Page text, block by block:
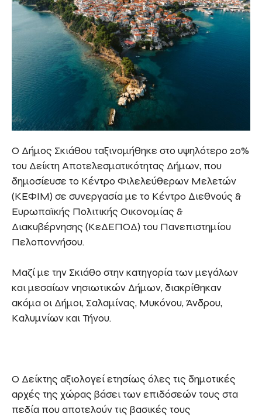
Ο Δήμος Σκιάθου ταξινομήθηκε στο υψηλότερο 20%
του Δείκτη Αποτελεσματικότητας Δήμων, που
δημοσίευσε το Κέντρο Φιλελεύθερων Μελετών
(ΚΕΦΙΜ) σε συνεργασία με το Κέντρο Διεθνούς &
Ευρωπαϊκής Πολιτικής Οικονομίας &
Διακυβέρνησης (ΚεΔΕΠΟΔ) του Πανεπιστημίου
Πελοποννήσου.
Μαζί με την Σκιάθο στην κατηγορία των μεγάλων
και μεσαίων νησιωτικών Δήμων, διακρίθηκαν
ακόμα οι Δήμοι, Σαλαμίνας, Μυκόνου, Άνδρου,
Καλυμνίων και Τήνου.
Ο Δείκτης αξιολογεί ετησίως όλες τις δημοτικές
αρχές της χώρας βάσει των επιδόσεών τους στα
πεδία που αποτελούν τις βασικές τους